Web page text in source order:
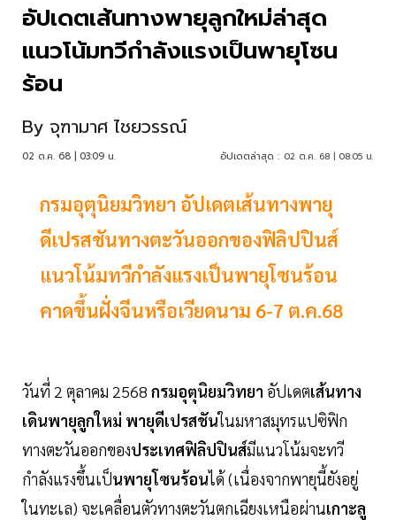
อัปเดตเส้นทางพายุลูกใหม่ล่าสุด
แนวโน้มทวีกำลังแรงเป็นพายุโซน
ร้อน
By จุฑามาศ ไชยวรรณ์
02 ต.ค. 68 | 03:09 น. อัปเดตล่าสุด : 02 ต.ค. 68 | 08:05 น.
กรมอุตุนิยมวิทยา อัปเดตเส้นทางพายุ
ดีเปรสชันทางตะวันออกของฟิลิปปินส์
แนวโน้มทวีกำลังแรงเป็นพายุโซนร้อน
คาดขึ้นฝั่งจีนหรือเวียดนาม 6-7 ต.ค.68
วันที่ 2 ตุลาคม 2568 กรมอุตุนิยมวิทยา อัปเดตเส้นทาง
เดินพายุลูกใหม่ พายุดีเปรสชันในมหาสมุทรแปซิฟิก
ทางตะวันออกของประเทศฟิลิปปินส์มีแนวโน้มจะทวี
กำลังแรงขึ้นเป็นพายุโซนร้อนได้ (เนื่องจากพายุนี้ยังอยู่
ในทะเล) จะเคลื่อนตัวทางตะวันตกเฉียงเหนือผ่านเกาะลู